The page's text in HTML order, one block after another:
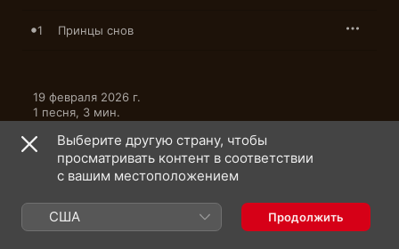
1 Принцы снов
19 февраля 2026 г.
1 песня, 3 мин.
7 Отличий: еще
Выберите другую страну, чтобы
просматривать контент в соответствии
с вашим местоположением
США Продолжить